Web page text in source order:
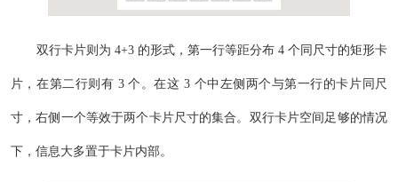
双行卡片则为 4+3 的形式，第一行等距分布 4 个同尺寸的矩形卡
片，在第二行则有 3 个。在这 3 个中左侧两个与第一行的卡片同尺
寸，右侧一个等效于两个卡片尺寸的集合。双行卡片空间足够的情况
下，信息大多置于卡片内部。